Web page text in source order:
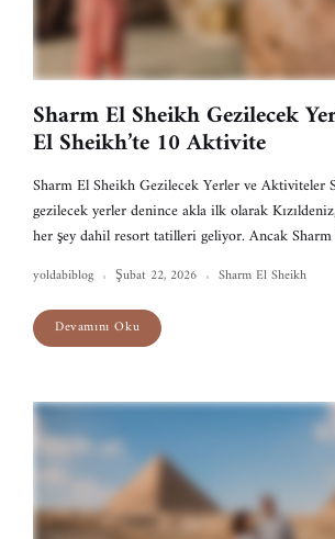
Sharm El Sheikh Gezilecek
El Sheikh’te 10 Aktivite
Sharm El Sheikh Gezilecek Yerler ve Aktiviteler
gezilecek yerler denince akla ilk olarak
her şey dahil resort tatilleri geliyor. Ancak
yoldabiblog Şubat 22, 2026 Sharm El Sheikh
Devamını Oku